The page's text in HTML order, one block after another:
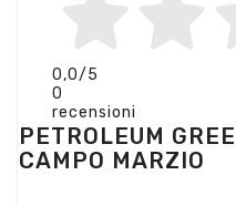
0,0/5
0
recensioni
PETROLEUM
CAMPO MARZIO